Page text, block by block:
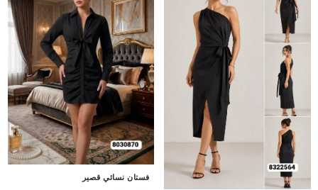
جديد
فستان نسائي قصير